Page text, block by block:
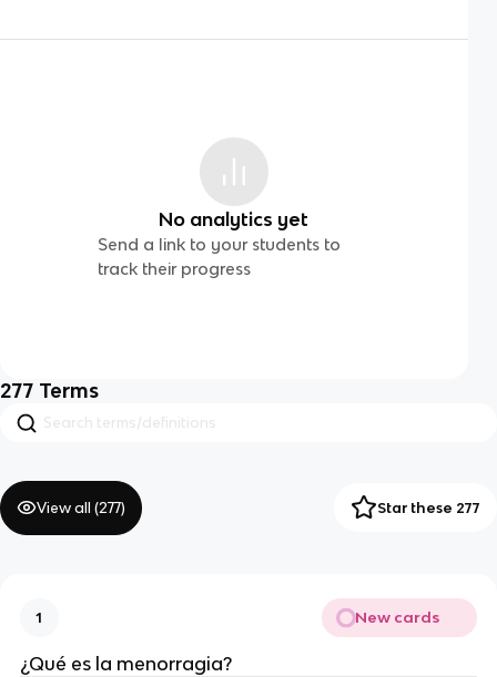
No analytics yet
Send a link to your students to
track their progress
277 Terms
View all (277) Star these 277
1 New cards
¿Qué es la menorragia?